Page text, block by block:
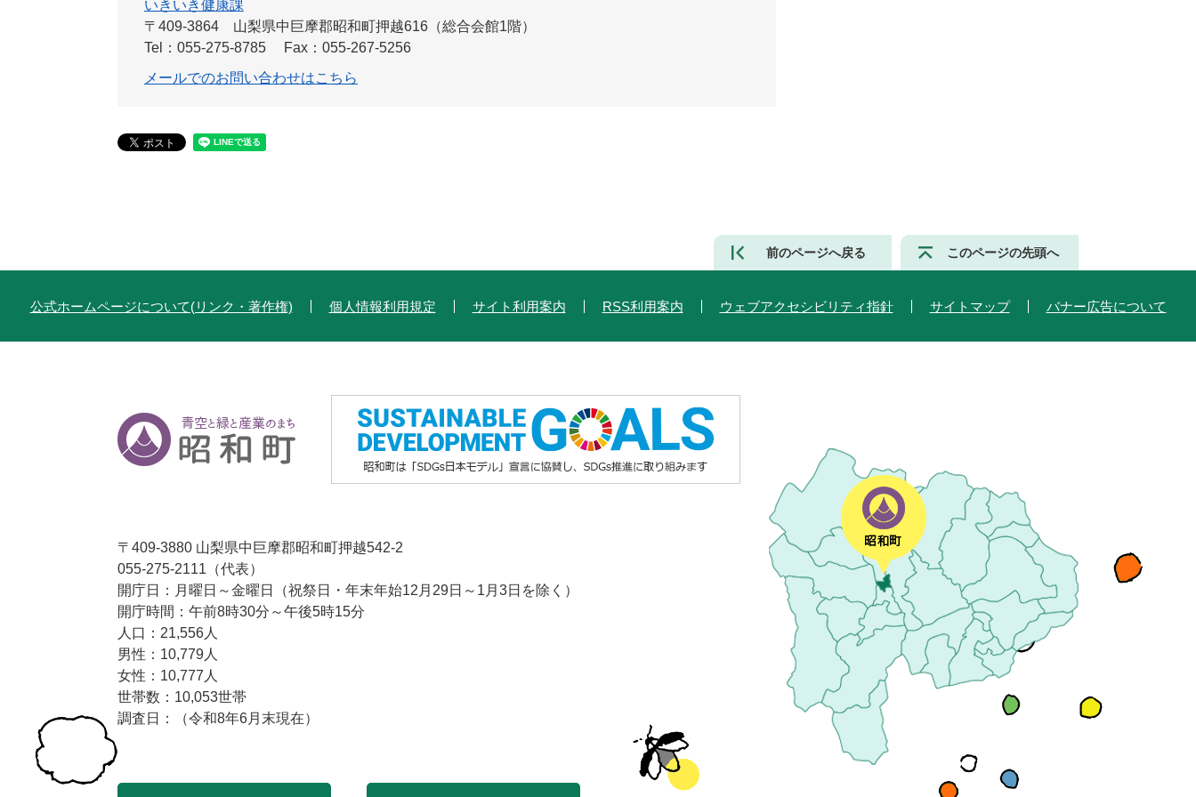
いきいき健康課
〒409-3864
山梨県中巨摩郡昭和町押越616（総合会館1階）
Tel：055-275-8785
Fax：055-267-5256
メールでのお問い合わせはこちら
前のページへ戻る このページの先頭へ
公式ホームページについて(リンク・著作権) 個人情報利用規定 サイト利用案内 RSS利用案内 ウェブアクセシビリティ指針 サイトマップ バナー広告について
〒409-3880 山梨県中巨摩郡昭和町押越542-2
055-275-2111（代表）
開庁日：月曜日～金曜日（祝祭日・年末年始12月29日～1月3日を除く）
開庁時間：午前8時30分～午後5時15分
人口：21,556人
男性：10,779人
女性：10,777人
世帯数：10,053世帯
調査日：（令和8年6月末現在）